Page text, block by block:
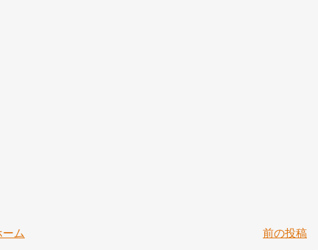
前の投稿
ーム